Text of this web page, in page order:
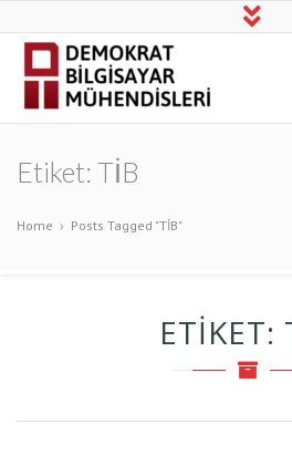
Demokrat
Bilgisayar
Mühendisleri
Etiket: TİB
Home › Posts Tagged "TİB"
ETIKET: